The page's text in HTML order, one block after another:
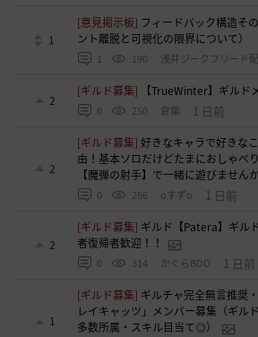
1
[意見掲示板] フィードバック構造そ
ント離脱と可視化の限界について）
1 190 浅井ジークフリード
2
[ギルド募集] 【TrueWinter】ギルド
0 250 倉葉 1 日前
2
[ギルド募集]好きなキャラで好きな
由！基本ソロだけどたまにおしゃべ
【魔弾の射手】で一緒に遊びません
0 266 oすずo 1 日前
2
[ギルド募集] ギルド【Patera】ギル
者復帰者歓迎！！
0 314 かぐらBDO 1 日前
1
[ギルド募集] ギルチャ完全無言推奨
レイキャッツ」メンバー募集（ギル
多数所属・スキル目当て◎）